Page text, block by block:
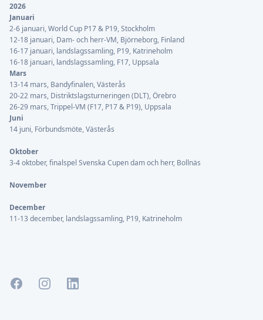
2026
Januari
2-6 januari, World Cup P17 & P19, Stockholm
12-18 januari, Dam- och herr-VM, Björneborg, Finland
16-17 januari, landslagssamling, P19, Katrineholm
16-18 januari, landslagssamling, F17, Uppsala
Mars
13-14 mars, Bandyfinalen, Västerås
20-22 mars, Distriktslagsturneringen (DLT), Örebro
26-29 mars, Trippel-VM (F17, P17 & P19), Uppsala
Juni
14 juni, Förbundsmöte, Västerås
Oktober
3-4 oktober, finalspel Svenska Cupen dam och herr, Bollnäs
November
December
11-13 december, landslagssamling, P19, Katrineholm
FacebookInstagramLinkedIn